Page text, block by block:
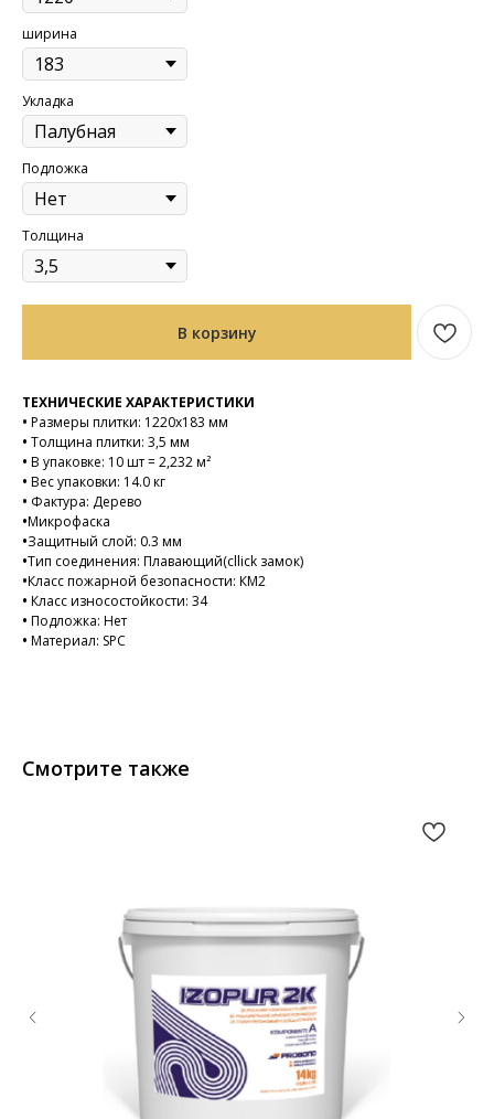
ширина
Укладка
Подложка
Толщина
В корзину
ТЕХНИЧЕСКИЕ ХАРАКТЕРИСТИКИ
• Размеры плитки: 1220х183 мм
• Толщина плитки: 3,5 мм
• В упаковке: 10 шт = 2,232 м²
• Вес упаковки: 14.0 кг
• Фактура: Дерево
•Микрофаска
•Защитный слой: 0.3 мм
•Тип соединения: Плавающий(cllick замок)
•Класс пожарной безопасности: КМ2
• Класс износостойкости: 34
• Подложка: Нет
• Материал: SPC
Смотрите также